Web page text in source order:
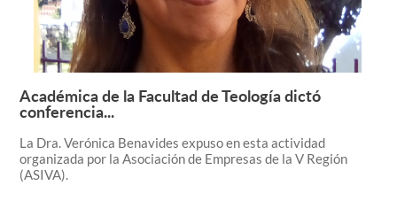
Leer más +
Académica de la Facultad de Teología dictó
conferencia...
La Dra. Verónica Benavides expuso en esta actividad
organizada por la Asociación de Empresas de la V Región
(ASIVA).